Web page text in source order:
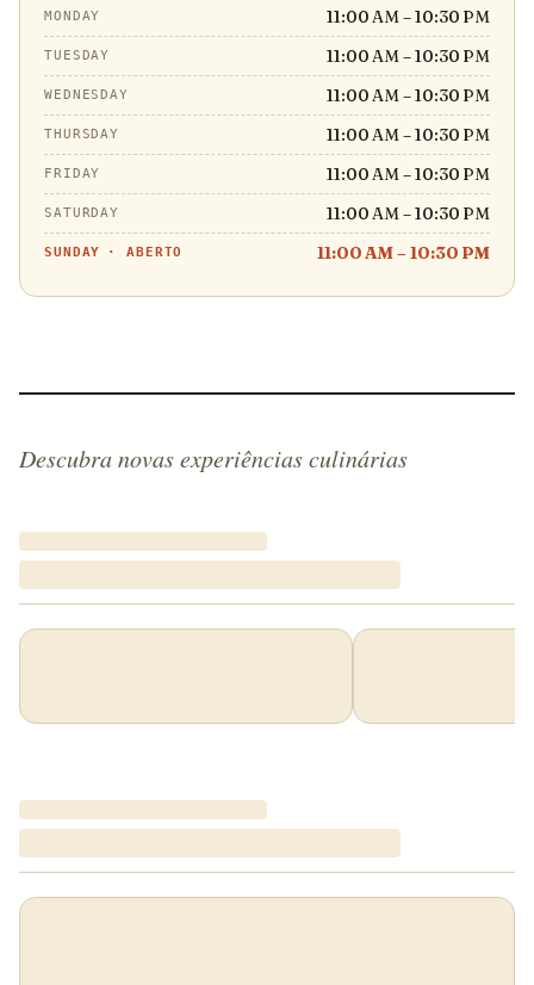
MONDAY 11:00 AM – 10:30 PM
TUESDAY 11:00 AM – 10:30 PM
WEDNESDAY 11:00 AM – 10:30 PM
THURSDAY 11:00 AM – 10:30 PM
FRIDAY 11:00 AM – 10:30 PM
SATURDAY 11:00 AM – 10:30 PM
SUNDAY ·ABERTO 11:00 AM – 10:30 PM
Descubra novas experiências culinárias